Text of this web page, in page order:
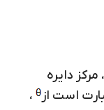
که راس آن B، مرکز دایره
است از
،